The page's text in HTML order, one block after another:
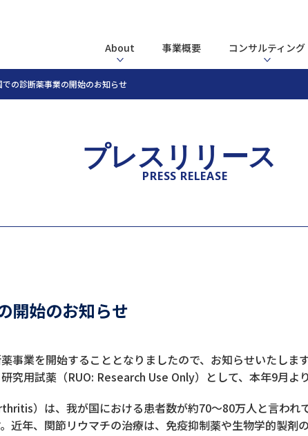
About 事業概要 コンサルティング
での診断薬事業の開始のお知らせ
プレスリリース
PRESS RELEASE
開始のお知らせ
事業を開始することとなりましたので、お知らせいたしま
究用試薬（RUO: Research Use Only）として、本年9月よ
）は、我が国における患者数が約70～80万人と言われ
近年、関節リウマチの治療は、免疫抑制薬や生物学的製剤